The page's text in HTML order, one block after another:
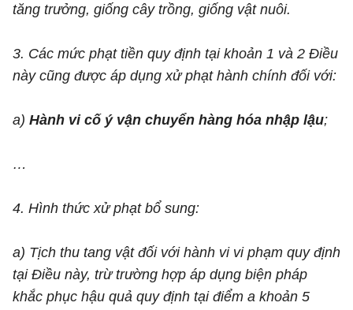
tăng trưởng, giống cây trồng, giống vật nuôi.
3. Các mức phạt tiền quy định tại khoản 1 và 2 Điều
này cũng được áp dụng xử phạt hành chính đối với:
a) Hành vi cố ý vận chuyển hàng hóa nhập lậu;
…
4. Hình thức xử phạt bổ sung:
a) Tịch thu tang vật đối với hành vi vi phạm quy định
tại Điều này, trừ trường hợp áp dụng biện pháp
khắc phục hậu quả quy định tại điểm a khoản 5